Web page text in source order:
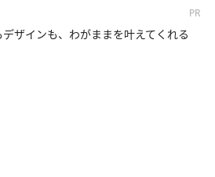
PR
ザインも、わがままを叶えてくれる